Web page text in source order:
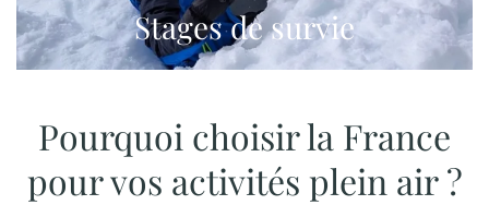
Stages de survie
Pourquoi choisir la France
pour vos activités plein air ?